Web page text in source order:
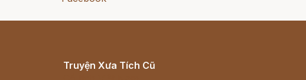
Truyện Xưa Tích Cũ